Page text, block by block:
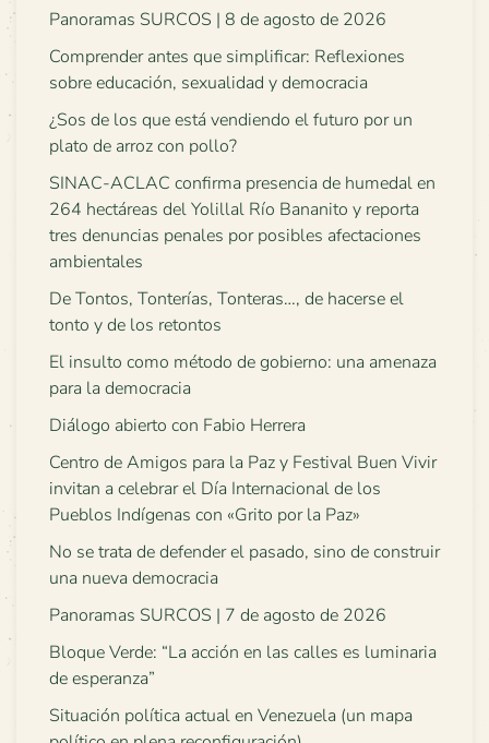
Panoramas SURCOS | 8 de agosto de 2026
Comprender antes que simplificar: Reflexiones
sobre educación, sexualidad y democracia
¿Sos de los que está vendiendo el futuro por un
plato de arroz con pollo?
SINAC-ACLAC confirma presencia de humedal en
264 hectáreas del Yolillal Río Bananito y reporta
tres denuncias penales por posibles afectaciones
ambientales
De Tontos, Tonterías, Tonteras…, de hacerse el
tonto y de los retontos
El insulto como método de gobierno: una amenaza
para la democracia
Diálogo abierto con Fabio Herrera
Centro de Amigos para la Paz y Festival Buen Vivir
invitan a celebrar el Día Internacional de los
Pueblos Indígenas con «Grito por la Paz»
No se trata de defender el pasado, sino de construir
una nueva democracia
Panoramas SURCOS | 7 de agosto de 2026
Bloque Verde: “La acción en las calles es luminaria
de esperanza”
Situación política actual en Venezuela (un mapa